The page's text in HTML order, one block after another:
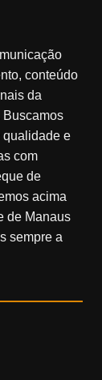
conteúdo
da
Buscamos
qualidade e
com
de
acima
de Manaus
sempre a